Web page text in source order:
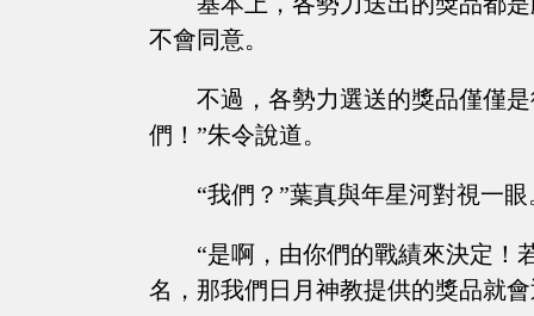
不會同意。
不過，各勢力選送的獎品僅僅
們！”朱令說道。
“我們？”葉真與年星河對視一
“是啊，由你們的戰績來決定！
名，那我們日月神教提供的獎品就